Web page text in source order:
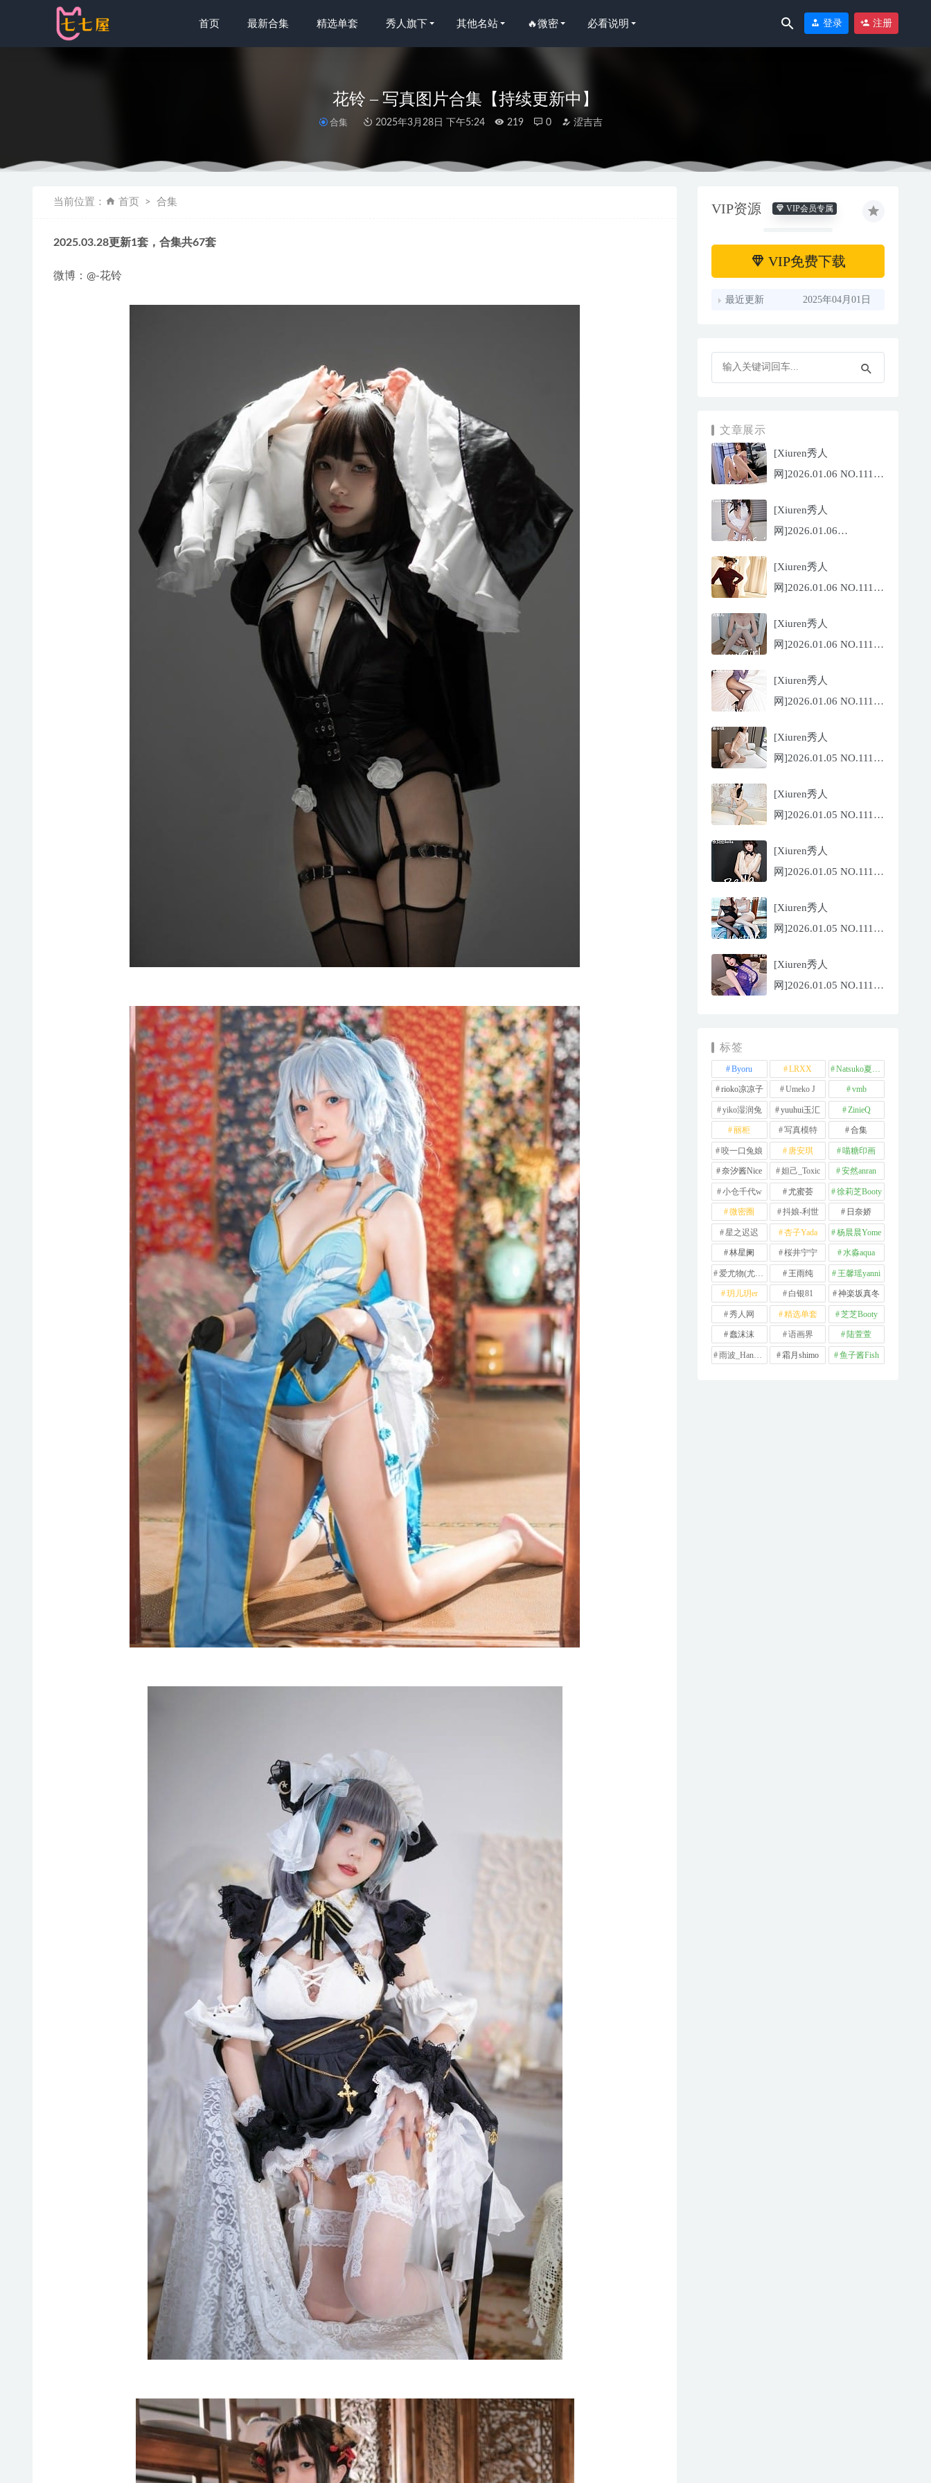
首页 最新合集 精选单套 秀人旗下 其他名站 🔥微密 必看说明 登录 注册
花铃 – 写真图片合集【持续更新中】
合集 2025年3月28日 下午5:24 219 0 涩吉吉
当前位置： 首页 合集
2025.03.28更新1套，合集共67套
微博：@-花铃
VIP资源 VIP会员专属
VIP免费下载
最近更新 2025年04月01日
文章展示
[Xiuren秀人
网]2026.01.06 NO.11199
[77P/675.02MB]
[Xiuren秀人
网]2026.01.06
[66P/565.33MB]
[Xiuren秀人
网]2026.01.06 NO.11198
[Xiuren秀人
网]2026.01.06 NO.11196
[Xiuren秀人
网]2026.01.06 NO.11197
_Renee@[69P/755.32MB]
[Xiuren秀人
网]2026.01.05 NO.11195
[Xiuren秀人
网]2026.01.05 NO.11194
er[67P/671.86MB]
[Xiuren秀人
网]2026.01.05 NO.11191
Bella[69P/586.39MB]
[Xiuren秀人
网]2026.01.05 NO.11193
lrene[69P/933.33MB]
[Xiuren秀人
网]2026.01.05 NO.11192
标签
Byoru LRXX Natsuko夏夏子
rioko凉凉子 Umeko J vmb
yiko湿润兔 yuuhui玉汇 ZinieQ
丽柜 写真模特 合集
咬一口兔娘 唐安琪 喵糖印画
奈汐酱Nice 妲己_Toxic 安然anran
小仓千代w 尤蜜荟 徐莉芝Booty
微密圈 抖娘-利世 日奈娇
星之迟迟 杏子Yada 杨晨晨Yome
林星阑 桜井宁宁 水淼aqua
爱尤物(尤果网) 王雨纯 王馨瑶yanni
玥儿玥er 白银81 神楽坂真冬
秀人网 精选单套 芝芝Booty
蠢沫沫 语画界 陆萱萱
雨波_HaneAme 霜月shimo 鱼子酱Fish